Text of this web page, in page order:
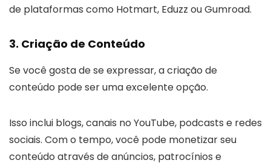
de plataformas como Hotmart, Eduzz ou Gumroad.
3. Criação de Conteúdo
Se você gosta de se expressar, a criação de
conteúdo pode ser uma excelente opção.
Isso inclui blogs, canais no YouTube, podcasts e redes
sociais. Com o tempo, você pode monetizar seu
conteúdo através de anúncios, patrocínios e